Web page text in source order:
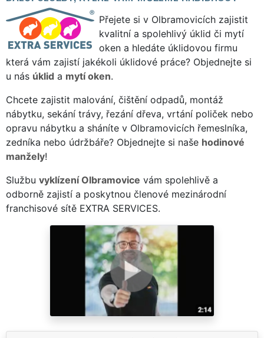
Přejete si v Olbramovicích zajistit
kvalitní a spolehlivý úklid či mytí
oken a hledáte úklidovou firmu
která vám zajistí jakékoli úklidové práce? Objednejte si
u nás úklid a mytí oken.
Chcete zajistit malování, čištění odpadů, montáž
nábytku, sekání trávy, řezání dřeva, vrtání poliček nebo
opravu nábytku a sháníte v Olbramovicích řemeslníka,
zedníka nebo údržbáře? Objednejte si naše hodinové
manžely!
Službu vyklízení Olbramovice vám spolehlivě a
odborně zajistí a poskytnou členové mezinárodní
franchisové sítě EXTRA SERVICES.